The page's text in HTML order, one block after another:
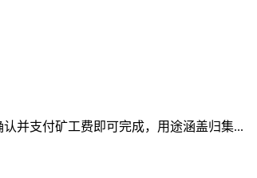
并支付矿工费即可完成，用途涵盖归集...